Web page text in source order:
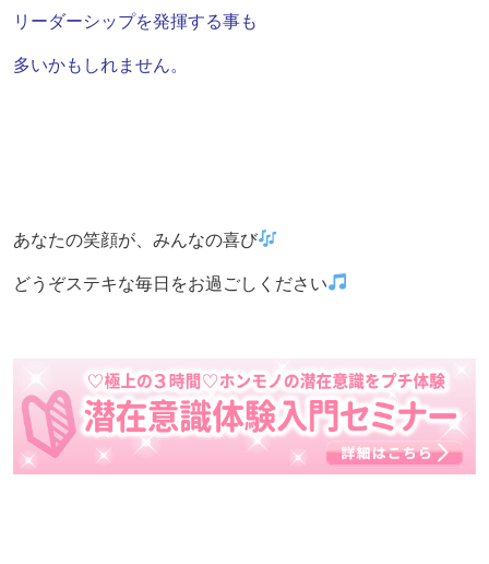
リーダーシップを発揮する事も
多いかもしれません。
あなたの笑顔が、みんなの喜び
どうぞステキな毎日をお過ごしください